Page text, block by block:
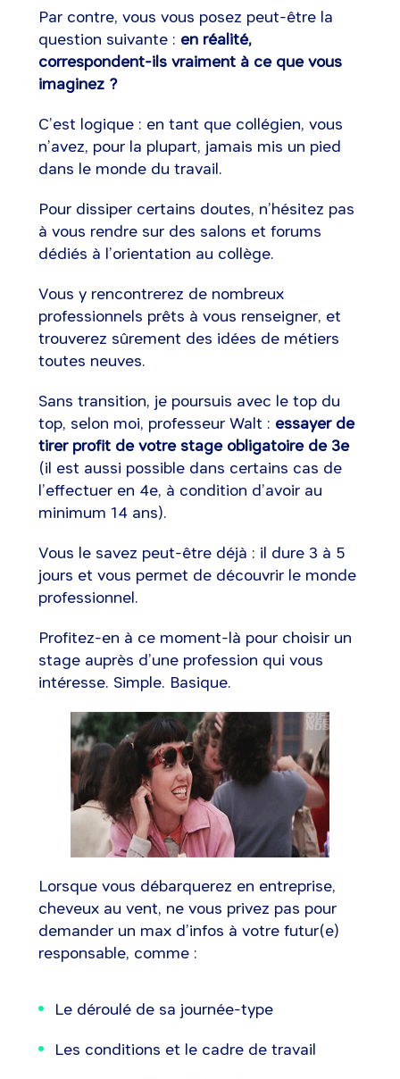
Par contre, vous vous posez peut-être la
question suivante : en réalité,
correspondent-ils vraiment à ce que vous
imaginez ?
C’est logique : en tant que collégien, vous
n’avez, pour la plupart, jamais mis un pied
dans le monde du travail.
Pour dissiper certains doutes, n’hésitez pas
à vous rendre sur des salons et forums
dédiés à l’orientation au collège.
Vous y rencontrerez de nombreux
professionnels prêts à vous renseigner, et
trouverez sûrement des idées de métiers
toutes neuves.
Sans transition, je poursuis avec le top du
top, selon moi, professeur Walt : essayer de
tirer profit de votre stage obligatoire de 3e
(il est aussi possible dans certains cas de
l’effectuer en 4e, à condition d’avoir au
minimum 14 ans).
Vous le savez peut-être déjà : il dure 3 à 5
jours et vous permet de découvrir le monde
professionnel.
Profitez-en à ce moment-là pour choisir un
stage auprès d’une profession qui vous
intéresse. Simple. Basique.
Lorsque vous débarquerez en entreprise,
cheveux au vent, ne vous privez pas pour
demander un max d’infos à votre futur(e)
responsable, comme :
Le déroulé de sa journée-type
Les conditions et le cadre de travail